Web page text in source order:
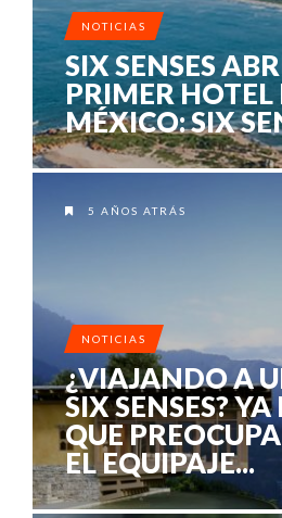
NOTICIAS
SIX SENSES
PRIMER HOTEL
MÉXICO: SIX
5 AÑOS ATRÁS
NOTICIAS
¿VIAJANDO A
SIX SENSES?
QUE
EL EQUIPAJE...